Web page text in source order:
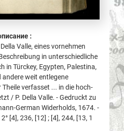
:
Valle, eines vornehmen
in unterschiedliche
in Türckey, Egypten, Palestina,
andere weit entlegene
verfasset ... in die hoch-
/ P. Della Valle. - Gedruckt zu
German Widerholds, 1674. -
[4], 236, [12] ; [4], 244, [13, 1